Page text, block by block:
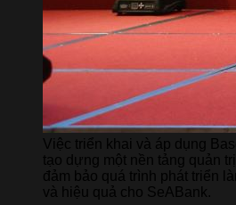
Việc triển khai và áp dụng
tạo dựng một nền tảng quản
đảm bảo quá trình phát triển
và hiệu quả cho SeABank.